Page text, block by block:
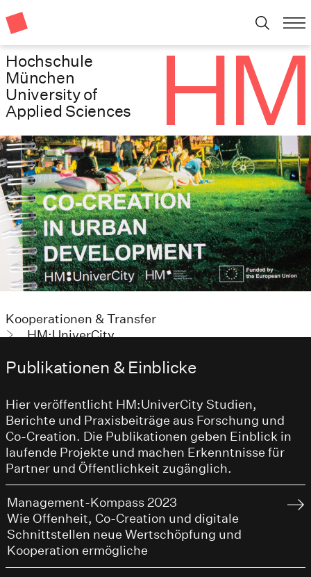
Hochschule
München
University of
Applied Sciences
Kooperationen & Transfer
HM:UniverCity
Publikationen & Einblicke
Hier veröffentlicht HM:UniverCity Studien,
Berichte und Praxisbeiträge aus Forschung und
Co-Creation. Die Publikationen geben Einblick in
laufende Projekte und machen Erkenntnisse für
Partner und Öffentlichkeit zugänglich.
Management-Kompass 2023
Wie Offenheit, Co-Creation und digitale
Schnittstellen neue Wertschöpfung und
Kooperation ermögliche